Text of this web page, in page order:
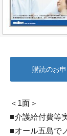
購読のお
＜1面＞
■介護給付費等
■オール五島で